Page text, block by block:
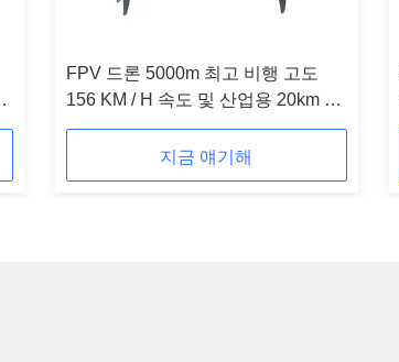
FPV 드론 5000m 최고 비행 고도
156 KM / H 속도 및 산업용 20km 범
위
지금 얘기해